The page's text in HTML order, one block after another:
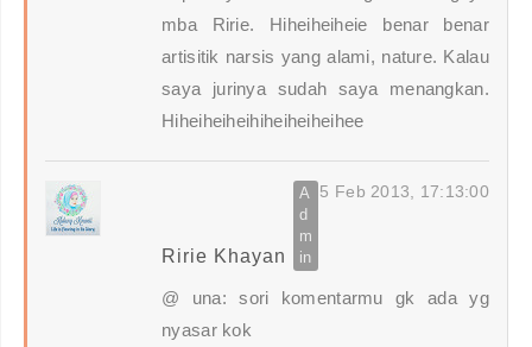
mba Ririe. Hiheiheiheie benar benar
artisitik narsis yang alami, nature. Kalau
saya jurinya sudah saya menangkan.
Hiheiheiheihiheiheiheihee
Ririe Khayan
5 Feb 2013, 17:13:00
@ una: sori komentarmu gk ada yg
nyasar kok